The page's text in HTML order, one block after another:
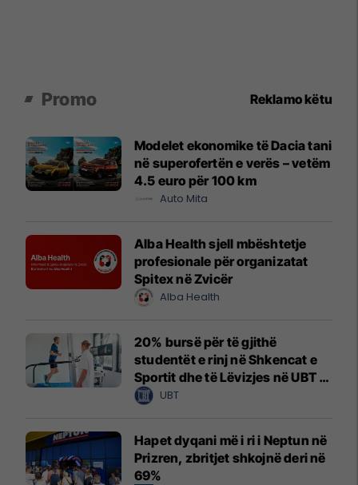
Promo Reklamo këtu
Modelet ekonomike të Dacia tani
në superofertën e verës – vetëm
4.5 euro për 100 km
Auto Mita
Alba Health sjell mbështetje
profesionale për organizatat
Spitex në Zvicër
Alba Health
20% bursë për të gjithë
studentët e rinj në Shkencat e
Sportit dhe të Lëvizjes në UBT –
vendet janë të limituara
UBT
Hapet dyqani më i ri i Neptun në
Prizren, zbritjet shkojnë deri në
69%